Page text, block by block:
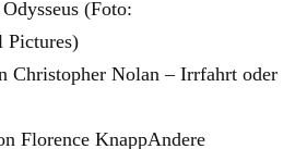
Christopher Nolan – Irrfahrt oder
Andere